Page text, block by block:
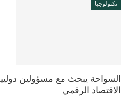
تكنولوجيا
السواحة يبحث مع مسؤولين
الاقتصاد الرقمي